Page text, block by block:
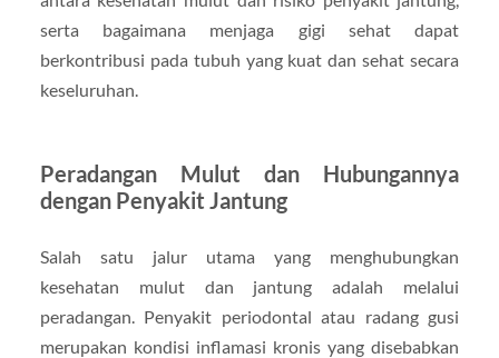
serta bagaimana menjaga gigi sehat dapat
berkontribusi pada tubuh yang kuat dan sehat secara
keseluruhan.
Peradangan Mulut dan Hubungannya
dengan Penyakit Jantung
Salah satu jalur utama yang menghubungkan
kesehatan mulut dan jantung adalah melalui
peradangan. Penyakit periodontal atau radang gusi
merupakan kondisi inflamasi kronis yang disebabkan